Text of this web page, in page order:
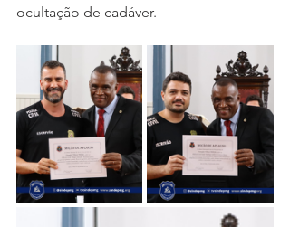
ocultação de cadáver.